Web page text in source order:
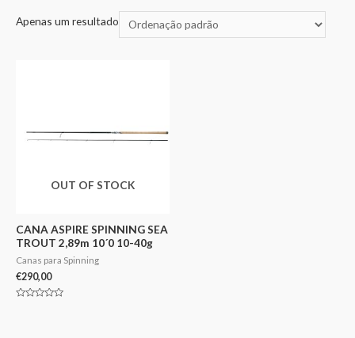
Apenas um resultado
OUT OF STOCK
CANA ASPIRE SPINNING SEA
TROUT 2,89m 10´0 10-40g
Canas para Spinning
€290,00